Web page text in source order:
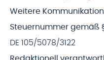
Weitere
Steuernummer gemäß
DE 105/5078/3122
Redaktionell